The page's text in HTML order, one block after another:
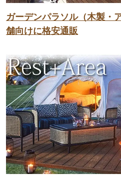
ガーデンパラソル（木製・
舗向けに格安通販